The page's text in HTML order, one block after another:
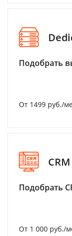
Подобрать
От 1499 руб./
CRM
Подобрать
От 1 000 руб./